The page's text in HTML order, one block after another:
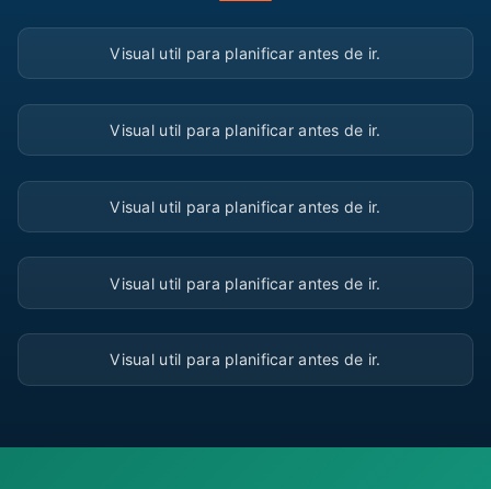
▶
Visual util para planificar antes de ir.
▶
Visual util para planificar antes de ir.
▶
Visual util para planificar antes de ir.
▶
Visual util para planificar antes de ir.
▶
Visual util para planificar antes de ir.